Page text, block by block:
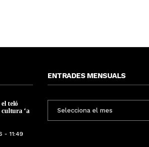
el teló
‘a
- 11:49
ENTRADES MENSUALS
MENSUALS